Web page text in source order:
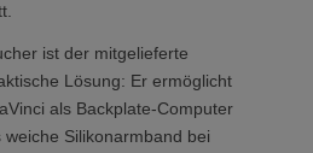
ist der mitgelieferte
Lösung: Er ermöglicht
als Backplate-Computer
Silikonarmband bei